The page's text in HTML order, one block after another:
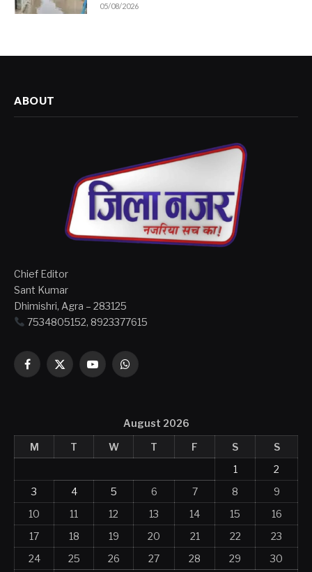
05/08/2026
ABOUT
Chief Editor
Sant Kumar
Dhimishri, Agra – 283125
7534805152, 8923377615
Facebook
X
YouTubeWhatsApp
August 2026
M
T W T F S
S
1
2
3
4 5 6 7 8
9
10
11 12 13 14 15
16
17
18 19 20 21 22
23
24
25 26 27 28 29 30